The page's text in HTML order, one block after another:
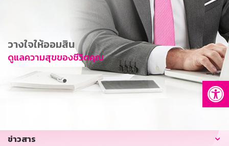
การพัฒนาที่ยั่งยืน
ข่าวสาร
บริการทางการเงิน
อื่นๆ
วางใจให้ออมสิน
ดูแลความสุขของชีวิตคุณ
ข่าวสาร